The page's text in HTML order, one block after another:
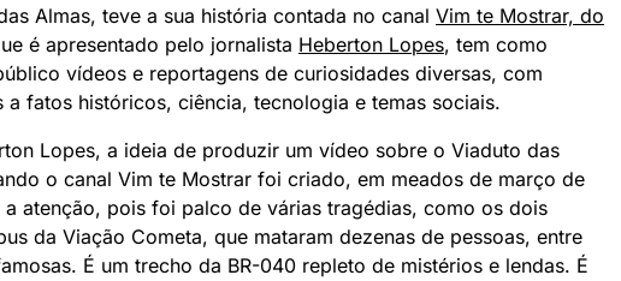
Almas, teve a sua história contada no canal Vim te Mostrar, do
é apresentado pelo jornalista Heberton Lopes, tem como
vídeos e reportagens de curiosidades diversas, com
a fatos históricos, ciência, tecnologia e temas sociais.
Lopes, a ideia de produzir um vídeo sobre o Viaduto das
o canal Vim te Mostrar foi criado, em meados de março de
a atenção, pois foi palco de várias tragédias, como os dois
da Viação Cometa, que mataram dezenas de pessoas, entre
É um trecho da BR-040 repleto de mistérios e lendas. É